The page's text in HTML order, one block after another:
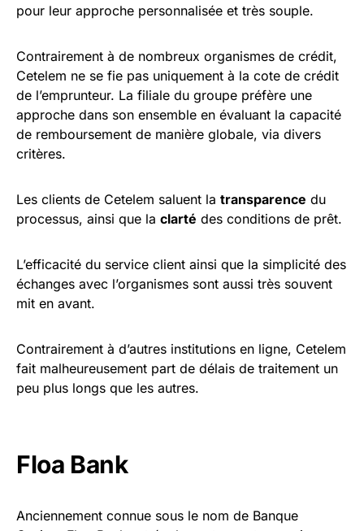
pour leur approche personnalisée et très souple.
Contrairement à de nombreux organismes de crédit,
Cetelem ne se fie pas uniquement à la cote de crédit
de l’emprunteur. La filiale du groupe préfère une
approche dans son ensemble en évaluant la capacité
de remboursement de manière globale, via divers
critères.
Les clients de Cetelem saluent la transparence du
processus, ainsi que la clarté des conditions de prêt.
L’efficacité du service client ainsi que la simplicité des
échanges avec l’organismes sont aussi très souvent
mit en avant.
Contrairement à d’autres institutions en ligne, Cetelem
fait malheureusement part de délais de traitement un
peu plus longs que les autres.
Floa Bank
Anciennement connue sous le nom de Banque